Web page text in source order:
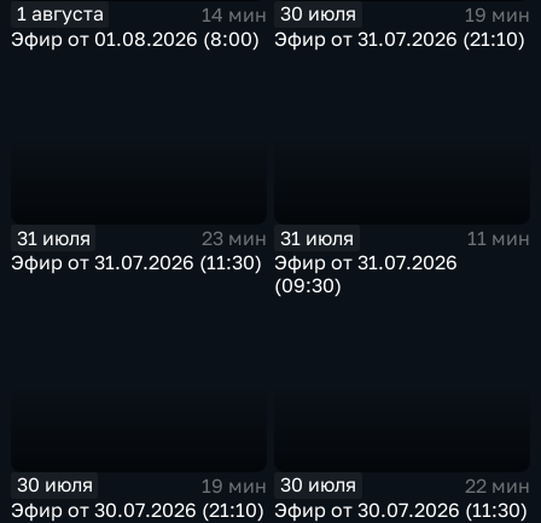
1 августа
14 мин
Эфир от 01.08.2026 (8:00)
30 июля
19 мин
Эфир от 31.07.2026 (21:10)
31 июля
23 мин
Эфир от 31.07.2026 (11:30)
31 июля
11 мин
Эфир от 31.07.2026
(09:30)
30 июля
19 мин
Эфир от 30.07.2026 (21:10)
30 июля
22 мин
Эфир от 30.07.2026 (11:30)